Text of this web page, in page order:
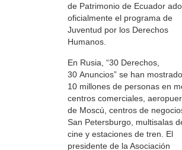
de Patrimonio de Ecuador
oficialmente el programa de
Juventud por los Derechos
Humanos.
En Rusia, “30 Derechos,
30 Anuncios” se han
10 millones de personas en
centros comerciales,
de Moscú, centros de
San Petersburgo, multisalas
cine y estaciones de tren. El
presidente de la Asociación